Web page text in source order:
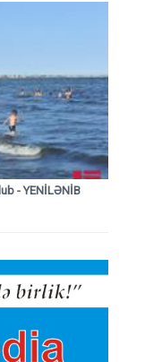
- YENİLƏNİB